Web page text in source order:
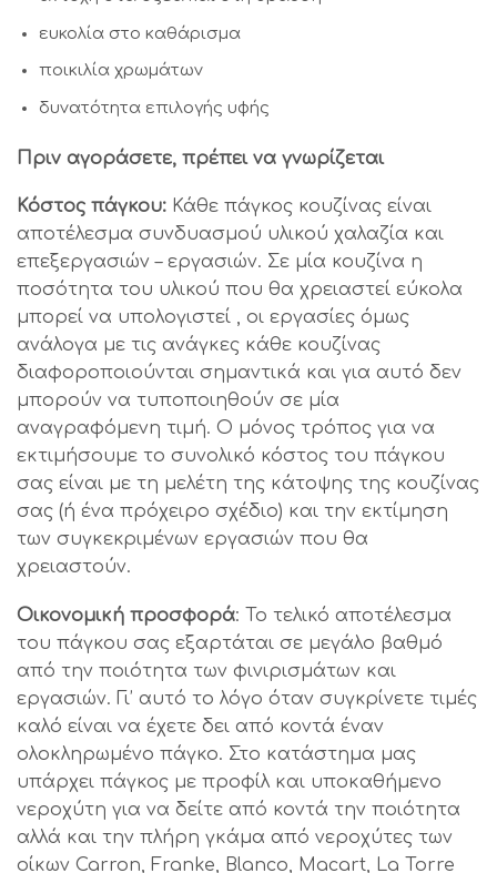
ευκολία στο καθάρισμα
ποικιλία χρωμάτων
δυνατότητα επιλογής υφής
Πριν αγοράσετε, πρέπει να γνωρίζεται
Κόστος πάγκου: Κάθε πάγκος κουζίνας είναι
αποτέλεσμα συνδυασμού υλικού χαλαζία και
επεξεργασιών – εργασιών. Σε μία κουζίνα η
ποσότητα του υλικού που θα χρειαστεί εύκολα
μπορεί να υπολογιστεί , οι εργασίες όμως
ανάλογα με τις ανάγκες κάθε κουζίνας
διαφοροποιούνται σημαντικά και για αυτό δεν
μπορούν να τυποποιηθούν σε μία
αναγραφόμενη τιμή. Ο μόνος τρόπος για να
εκτιμήσουμε το συνολικό κόστος του πάγκου
σας είναι με τη μελέτη της κάτοψης της κουζίνας
σας (ή ένα πρόχειρο σχέδιο) και την εκτίμηση
των συγκεκριμένων εργασιών που θα
χρειαστούν.
Οικονομική προσφορά: Το τελικό αποτέλεσμα
του πάγκου σας εξαρτάται σε μεγάλο βαθμό
από την ποιότητα των φινιρισμάτων και
εργασιών. Γι’ αυτό το λόγο όταν συγκρίνετε τιμές
καλό είναι να έχετε δει από κοντά έναν
ολοκληρωμένο πάγκο. Στο κατάστημα μας
υπάρχει πάγκος με προφίλ και υποκαθήμενο
νεροχύτη για να δείτε από κοντά την ποιότητα
αλλά και την πλήρη γκάμα από νεροχύτες των
οίκων Carron, Franke, Blanco, Macart, La Torre